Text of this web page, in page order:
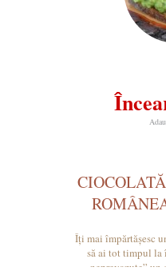
Îți mai împărtășesc
să ai tot timpul la
„neprevazute”